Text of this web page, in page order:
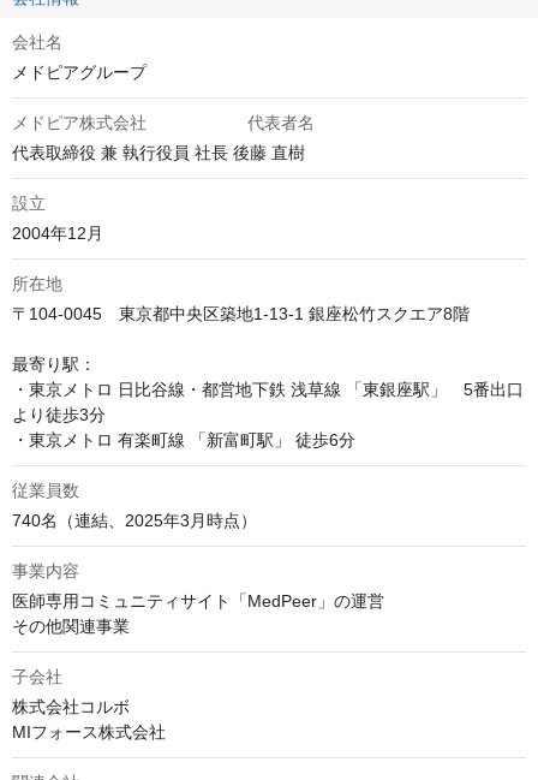
会社名
メドピアグループ
メドピア株式会社 代表者名
代表取締役 兼 執行役員 社長 後藤 直樹
設立
2004年12月
所在地
〒104-0045　東京都中央区築地1-13-1 銀座松竹スクエア8階
最寄り駅：
・東京メトロ 日比谷線・都営地下鉄 浅草線 「東銀座駅」　5番出口
より徒歩3分
・東京メトロ 有楽町線 「新富町駅」 徒歩6分
従業員数
740名（連結、2025年3月時点）
事業内容
医師専用コミュニティサイト「MedPeer」の運営
その他関連事業
子会社
株式会社コルボ
MIフォース株式会社